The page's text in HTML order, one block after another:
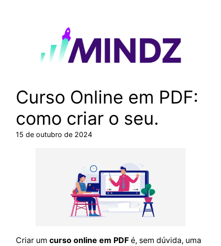
Curso Online em PDF:
como criar o seu.
15 de outubro de 2024
Criar um curso online em PDF é, sem dúvida, uma